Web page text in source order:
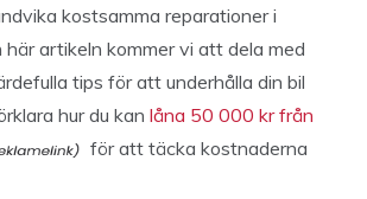
kostsamma reparationer i
här artikeln kommer vi att dela med
tips för att underhålla din bil
hur du kan låna 50 000 kr från
för att täcka kostnaderna